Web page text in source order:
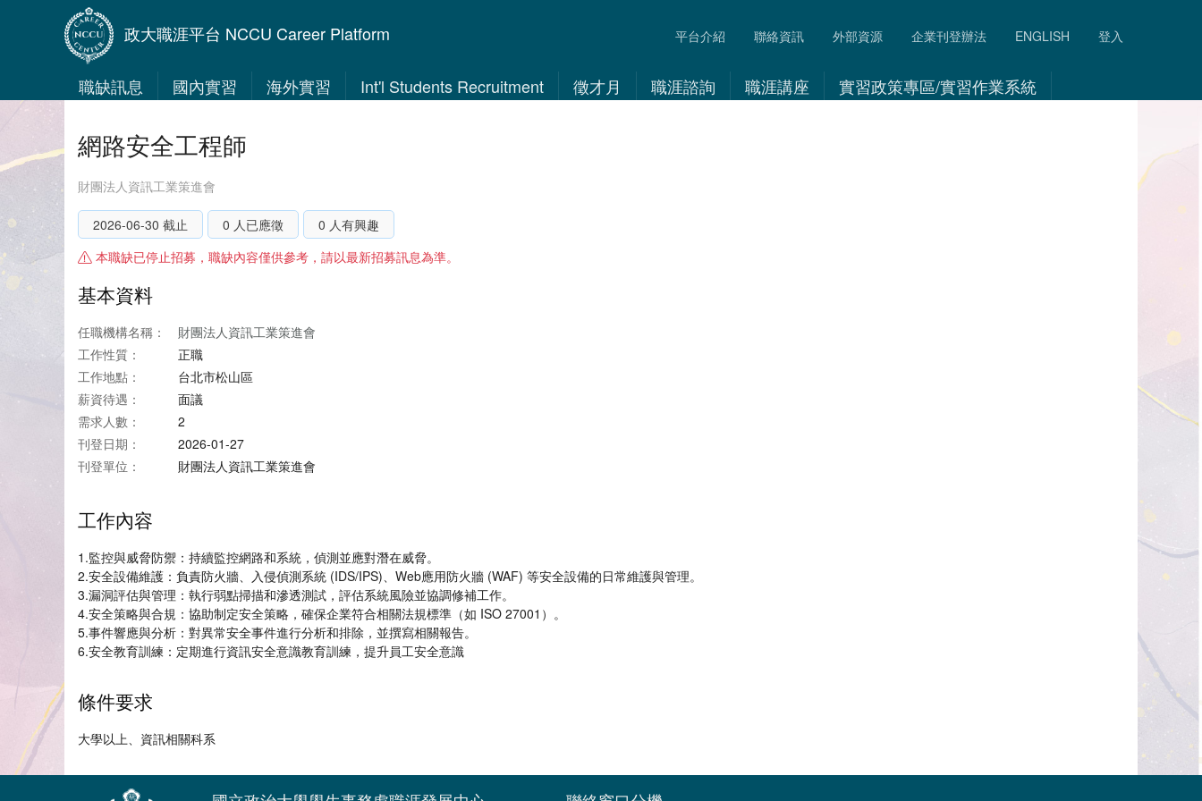
政大職涯平台 NCCU Career Platform 平台介紹 聯絡資訊 外部資源 企業刊登辦法 ENGLISH 登入
職缺訊息 國內實習 海外實習 Int'l Students Recruitment 徵才月 職涯諮詢 職涯講座 實習政策專區/實習作業系統
網路安全工程師
財團法人資訊工業策進會
2026-06-30 截止 0 人已應徵
0 人有興趣
本職缺已停止招募，職缺內容僅供參考，請以最新招募訊息為準。
基本資料
任職機構名稱：
財團法人資訊工業策進會
工作性質：
正職
工作地點：
台北市松山區
薪資待遇：
面議
需求人數：
2
刊登日期：
2026-01-27
刊登單位：
財團法人資訊工業策進會
工作內容
1.監控與威脅防禦：持續監控網路和系統，偵測並應對潛在威脅。
2.安全設備維護：負責防火牆、入侵偵測系統 (IDS/IPS)、Web應用防火牆 (WAF) 等安全設備的日常維護與管理。
3.漏洞評估與管理：執行弱點掃描和滲透測試，評估系統風險並協調修補工作。
4.安全策略與合規：協助制定安全策略，確保企業符合相關法規標準（如 ISO 27001）。
5.事件響應與分析：對異常安全事件進行分析和排除，並撰寫相關報告。
6.安全教育訓練：定期進行資訊安全意識教育訓練，提升員工安全意識
條件要求
大學以上、資訊相關科系